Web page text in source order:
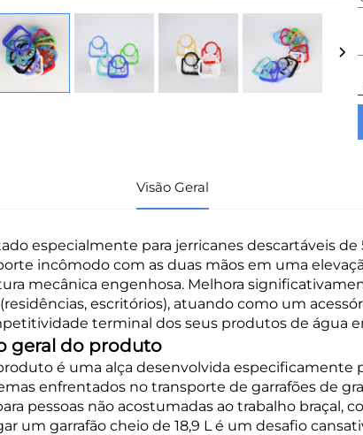
Visão Geral
especialmente para jerricanes descartáveis
incômodo com as duas mãos em uma
mecânica engenhosa. Melhora
escritórios), atuando como um
terminal dos seus produtos de água
geral do produto
é uma alça desenvolvida especificamente
enfrentados no transporte de garrafões de
pessoas não acostumadas ao trabalho braçal,
um garrafão cheio de 18,9 L é um desafio